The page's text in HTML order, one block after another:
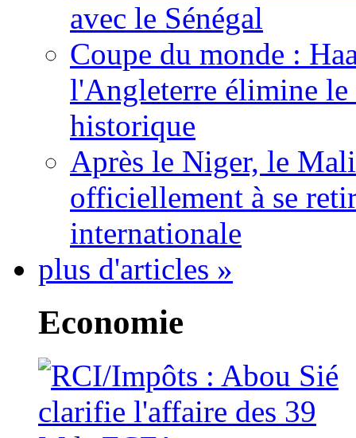
avec le Sénégal
Coupe du monde :
l'Angleterre élimine
historique
Après le Niger, le
officiellement à se
internationale
plus d'articles »
Economie